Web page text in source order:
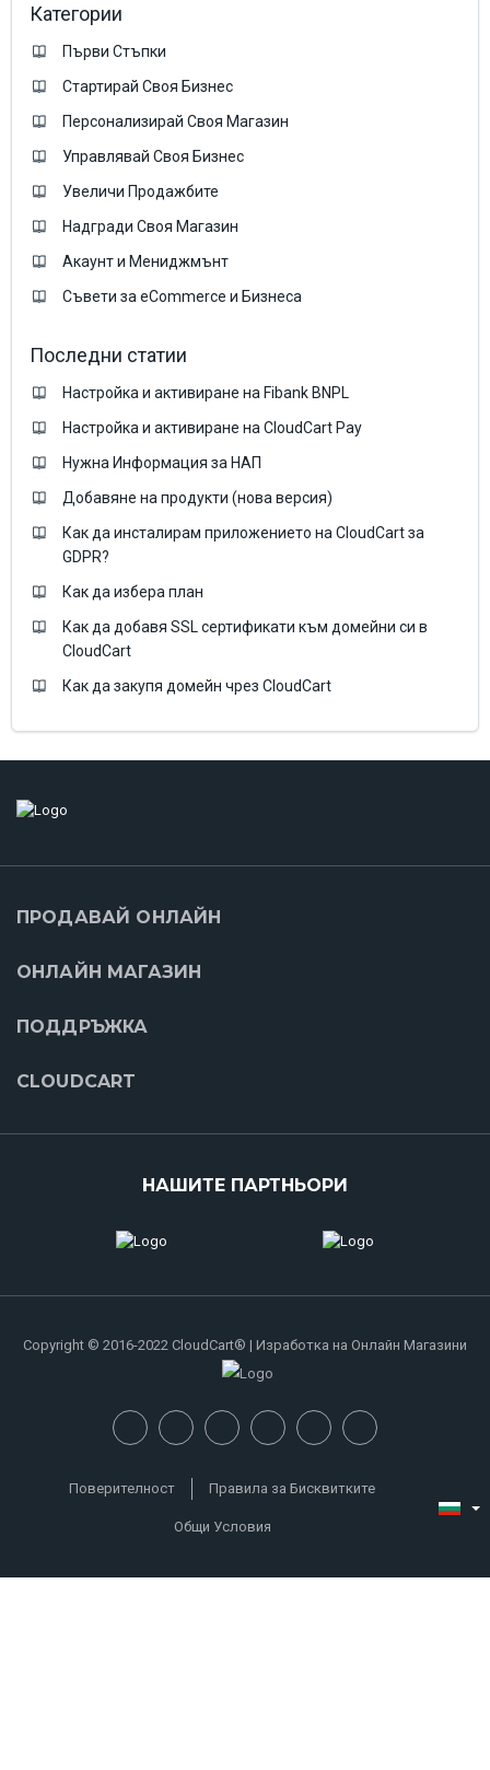
Категории
Първи Стъпки
Стартирай Своя Бизнес
Персонализирай Своя Магазин
Управлявай Своя Бизнес
Увеличи Продажбите
Надгради Своя Магазин
Акаунт и Мениджмънт
Съвети за eCommerce и Бизнеса
Последни статии
Настройка и активиране на Fibank BNPL
Настройка и активиране на CloudCart Pay
Нужна Информация за НАП
Добавяне на продукти (нова версия)
Как да инсталирам приложението на CloudCart за
GDPR?
Как да избера план
Как да добавя SSL сертификати към домейни си в
CloudCart
Как да закупя домейн чрез CloudCart
ПРОДАВАЙ ОНЛАЙН
ОНЛАЙН МАГАЗИН
ПОДДРЪЖКА
CLOUDCART
НАШИТЕ ПАРТНЬОРИ
Copyright © 2016-2022 CloudCart® | Изработка на Онлайн Магазини
Поверителност Правила за Бисквитките
Общи Условия